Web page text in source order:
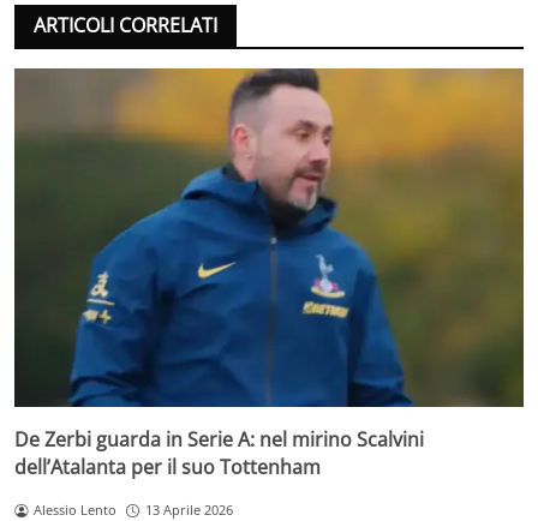
ARTICOLI CORRELATI
De Zerbi guarda in Serie A: nel mirino Scalvini
dell’Atalanta per il suo Tottenham
Alessio Lento 13 Aprile 2026